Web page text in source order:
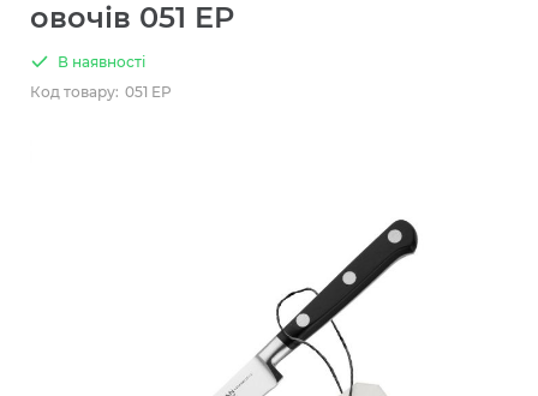
овочів 051 EP
В наявності
Код товару: 051 EP